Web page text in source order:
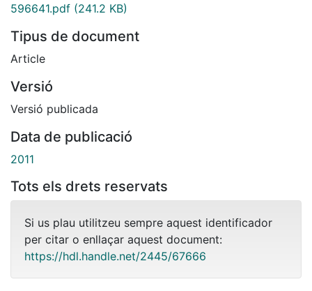
596641.pdf (241.2 KB)
Tipus de document
Article
Versió
Versió publicada
Data de publicació
2011
Tots els drets reservats
Si us plau utilitzeu sempre aquest identificador
per citar o enllaçar aquest document:
https://hdl.handle.net/2445/67666